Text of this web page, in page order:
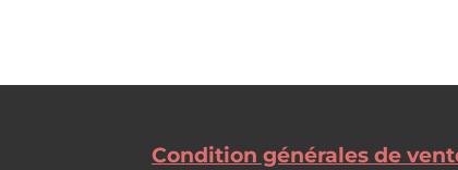
Condition générales de